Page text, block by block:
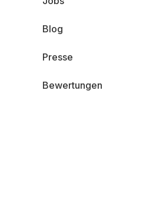
Blog
Presse
Bewertungen